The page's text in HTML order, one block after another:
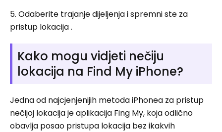
5. Odaberite trajanje dijeljenja i spremni ste za
pristup lokacija .
Kako mogu vidjeti nečiju
lokacija na Find My iPhone?
Jedna od najcjenjenijih metoda iPhonea za pristup
nečijoj lokacija je aplikacija Fing My, koja odlično
obavlja posao pristupa lokacija bez ikakvih